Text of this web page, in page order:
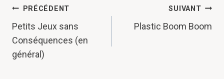
NAVIGATION
DE
L’ARTICLE
PRÉCÉDENT
Petits Jeux sans
Conséquences (en
général)
SUIVANT
Plastic Boom Boom